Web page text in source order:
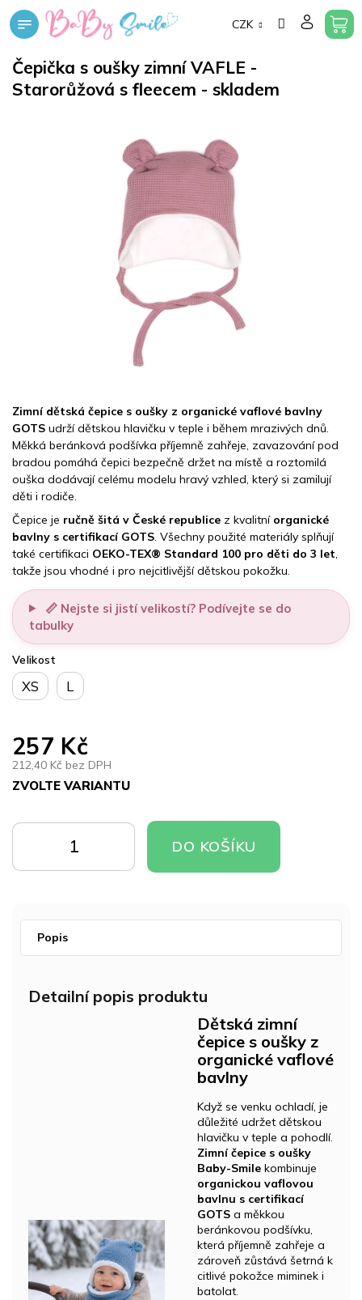
Přejít
na
CZK
Čepička s oušky zimní VAFLE -
Starorůžová s fleecem - skladem
257 Kč
212,40 Kč bez DPH
ZVOLTE VARIANTU
cena:
Velikost
XS L
KOŠÍKU
KOŠÍKU
DO KOŠÍKU
Zimní dětská čepice s oušky z organické vaflové bavlny
GOTS udrží dětskou hlavičku v teple i během mrazivých dnů.
Měkká beránková podšívka příjemně zahřeje, zavazování pod
bradou pomáhá čepici bezpečně držet na místě a roztomilá
ouška dodávají celému modelu hravý vzhled, který si zamilují
děti i rodiče.
Čepice je ručně šitá v České republice z kvalitní organické
bavlny s certifikací GOTS . Všechny použité materiály splňují
také certifikaci OEKO-TEX® Standard 100 pro děti do 3 let
takže jsou vhodné i pro nejcitlivější dětskou pokožku.
📏 Nejste si jistí velikostí? Podívejte se do
tabulky
Popis
Detailní popis produktu
Dětská zimní
čepice s oušky z
organické vaflové
bavlny
Když se venku ochladí, je
důležité udržet dětskou
hlavičku v teple a pohodlí.
Zimní čepice s oušky
Baby-Smile kombinuje
organickou vaflovou
bavlnu s certifikací
GOTS a měkkou
beránkovou podšívku,
která příjemně zahřeje a
zároveň zůstává šetrná k
citlivé pokožce miminek i
batolat.